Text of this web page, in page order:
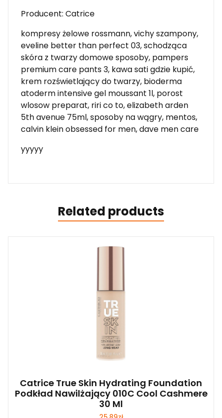
Producent: Catrice
kompresy żelowe rossmann, vichy szampony,
eveline better than perfect 03, schodząca
skóra z twarzy domowe sposoby, pampers
premium care pants 3, kawa sati gdzie kupić,
krem rozświetlający do twarzy, bioderma
atoderm intensive gel moussant 1l, porost
wlosow preparat, riri co to, elizabeth arden
5th avenue 75ml, sposoby na wągry, mentos,
calvin klein obsessed for men, dave men care
yyyyy
Related products
Catrice True Skin Hydrating Foundation
Podkład Nawilżający 010C Cool Cashmere
30 Ml